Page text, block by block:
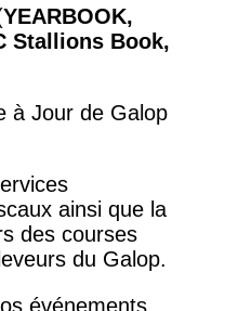
YEARBOOK,
Stallions Book,
à Jour de Galop
ainsi que la
des courses
du Galop.
événements